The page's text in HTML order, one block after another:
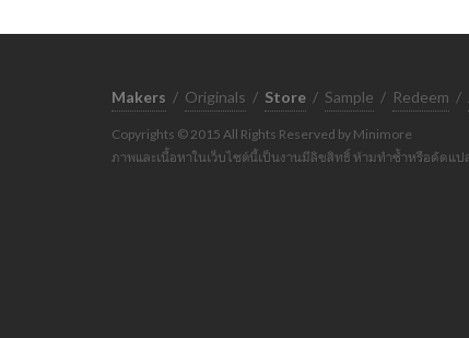
Makers / Originals / Store / Sample / Redeem /
Copyrights © 2015 All Rights Reserved by Minimore
ภาพและเนื้อหาในเว็บไซต์นี้เป็นงานมีลิขสิทธิ์ ห้ามทำซ้ำหรือดัดแป